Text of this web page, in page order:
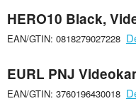
HERO10 Black,
EAN/GTIN: 0818279027228
EURL PNJ
EAN/GTIN: 3760196430018